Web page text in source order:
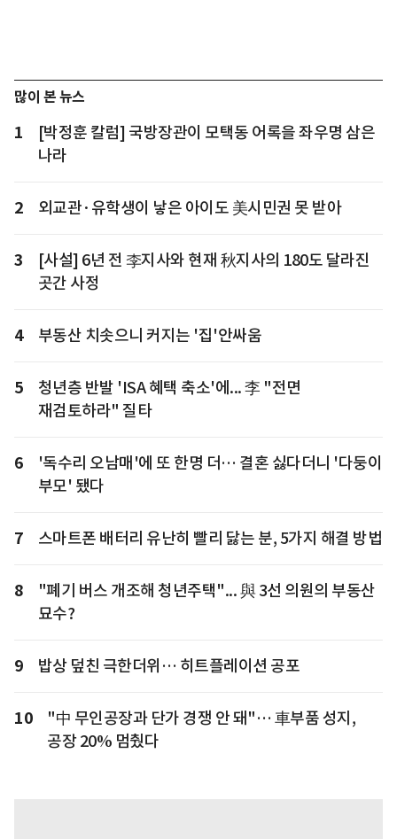
많이 본 뉴스
1
[박정훈 칼럼] 국방장관이 모택동 어록을 좌우명 삼은
나라
2 외교관·유학생이 낳은 아이도 美시민권 못 받아
3
[사설] 6년 전 李지사와 현재 秋지사의 180도 달라진
곳간 사정
4 부동산 치솟으니 커지는 '집'안싸움
5
청년층 반발 'ISA 혜택 축소'에... 李 "전면
재검토하라" 질타
6
'독수리 오남매'에 또 한명 더… 결혼 싫다더니 '다둥이
부모' 됐다
7 스마트폰 배터리 유난히 빨리 닳는 분, 5가지 해결 방법
8
"폐기 버스 개조해 청년주택"... 與 3선 의원의 부동산
묘수?
9 밥상 덮친 극한더위… 히트플레이션 공포
10
"中 무인공장과 단가 경쟁 안 돼"… 車부품 성지,
공장 20% 멈췄다